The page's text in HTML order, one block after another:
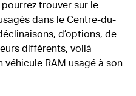
trouver sur le
dans le Centre-du-
d’options, de
différents, voilà
RAM usagé à son